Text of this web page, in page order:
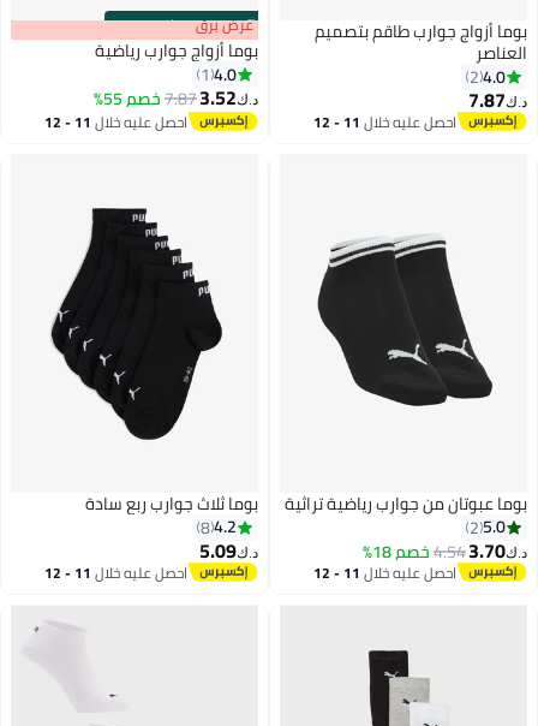
3
بوما أزواج جوارب طاقم بتصميم
العناصر
4.0
2
د.ك‏7.87
احصل عليه خلال 11 - 12
00m:00s
·باقي 100% عرض برق
بوما أزواج جوارب رياضية
4.0
1
د.ك‏3.52
7.87خصم 55%
احصل عليه خلال 11 - 12
بوما عبوتان من جوارب رياضية تراثية
5.0
2
د.ك‏3.70
4.54خصم 18%
احصل عليه خلال 11 - 12
6
بوما ثلاث جوارب ربع سادة
4.2
8
د.ك‏5.09
احصل عليه خلال 11 - 12